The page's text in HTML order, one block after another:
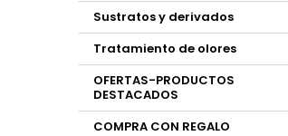
Sustratos y derivados
Tratamiento de olores
OFERTAS-PRODUCTOS
DESTACADOS
COMPRA CON REGALO